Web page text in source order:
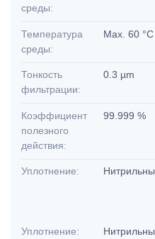
среды:
Температура
среды:
Max. 60 °C
Тонкость
фильтрации:
0.3 µm
Коэффициент
полезного
действия:
99.999 %
Уплотнение:
Уплотнение: